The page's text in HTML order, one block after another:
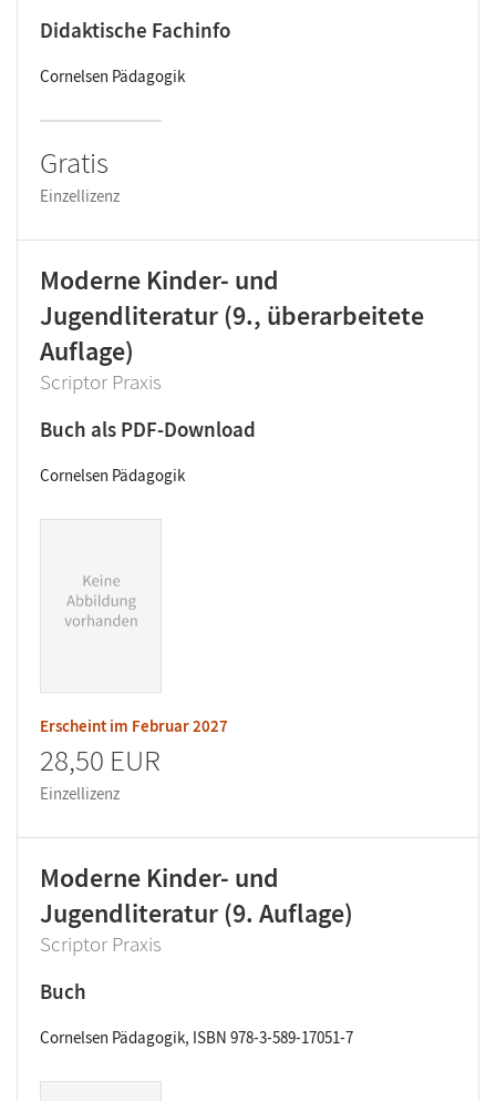
Didaktische Fachinfo
Cornelsen Pädagogik
Gratis
Einzellizenz
Moderne Kinder- und
Jugendliteratur (9., überarbeitete
Auflage)
Scriptor Praxis
Buch als PDF-Download
Cornelsen Pädagogik
Erscheint im Februar 2027
28,50 EUR
Einzellizenz
Moderne Kinder- und
Jugendliteratur (9. Auflage)
Scriptor Praxis
Buch
Cornelsen Pädagogik, ISBN 978-3-589-17051-7